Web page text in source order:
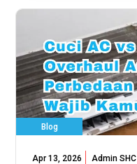
Blog
Apr 13, 2026 Admin SHC